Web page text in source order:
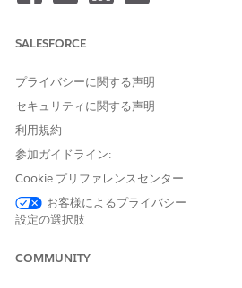
プロファイルには、インタラクション
ります。
または
ザーには「参照・更新」アクセス権が付
SALESFORCE
プライバシーに関する声明
セキュリティに関する声明
利用規約
参加ガイドライン:
Cookie プリファレンスセンター
お客様によるプライバシー
設定の選択肢
COMMUNITY